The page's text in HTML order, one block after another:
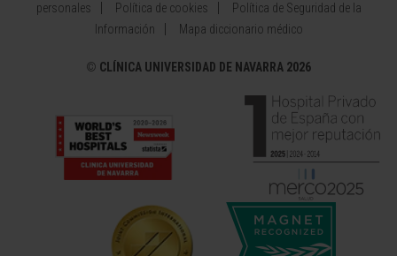
personales
Política de cookies
Política de Seguridad de la
Información
Mapa diccionario médico
© CLÍNICA UNIVERSIDAD DE NAVARRA 2026